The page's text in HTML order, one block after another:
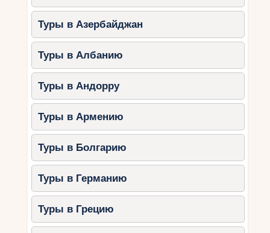
Туры в Азербайджан
Туры в Албанию
Туры в Андорру
Туры в Армению
Туры в Болгарию
Туры в Германию
Туры в Грецию